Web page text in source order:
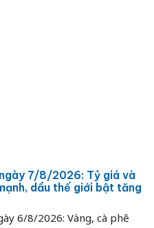
7/8/2026: Tỷ giá và
dầu thế giới bật tăng
6/8/2026: Vàng, cà phê